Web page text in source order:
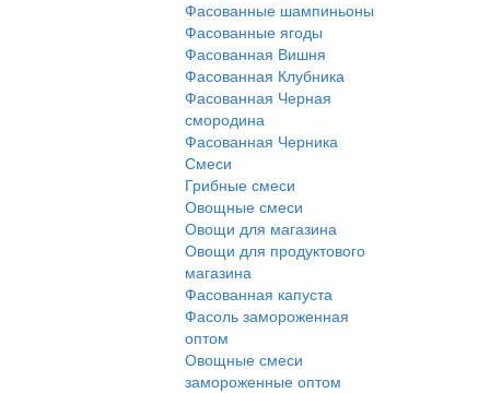
Фасованные шампиньоны
Фасованные ягоды
Фасованная Вишня
Фасованная Клубника
Фасованная Черная
смородина
Фасованная Черника
Смеси
Грибные смеси
Овощные смеси
Овощи для магазина
Овощи для продуктового
магазина
Фасованная капуста
Фасоль замороженная
оптом
Овощные смеси
замороженные оптом